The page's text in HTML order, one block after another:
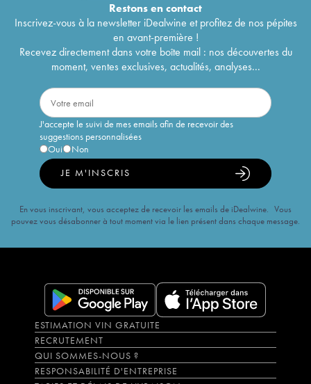
Restons encontact
Inscrivez-vous à la newsletter iDealwine et profitez de nos pépites
en avant-première !
Recevez directement dans votre boîte mail : nos découvertes du
moment, ventes exclusives, actualités, analyses...
J'accepte le suivi de mes emails afin de recevoir des
suggestions personnalisées
Oui
Non
JE M'INSCRIS
En vous inscrivant, vous acceptez de recevoir les emails de iDealwine. Vous
pouvez vous désabonner à tout moment via le lien présent dans chaque message.
ESTIMATION VIN GRATUITE
RECRUTEMENT
QUI SOMMES-NOUS ?
RESPONSABILITÉ D'ENTREPRISE